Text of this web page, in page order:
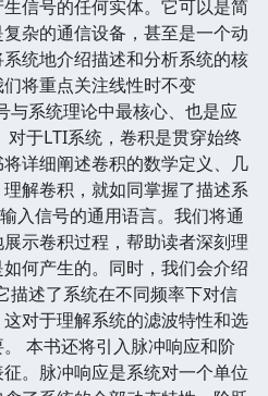
信号的任何实体。它可以是简
杂的通信设备，甚至是一个动
统地介绍描述和分析系统的核
将重点关注线性时不变
与系统理论中最核心、也是应
对于LTI系统，卷积是贯穿始终
详细阐述卷积的数学定义、几
解卷积，就如同掌握了描述系
入信号的通用语言。我们将通
示卷积过程，帮助读者深刻理
何产生的。同时，我们会介绍
描述了系统在不同频率下对信
对于理解系统的滤波特性和选
本书还将引入脉冲响应和阶
。脉冲响应是系统对一个单位